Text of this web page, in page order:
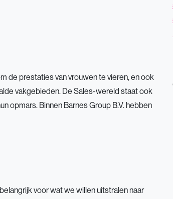
de prestaties van vrouwen te vieren, en ook
vakgebieden. De Sales-wereld staat ook
opmars. Binnen Barnes Group B.V. hebben
voor wat we willen uitstralen naar